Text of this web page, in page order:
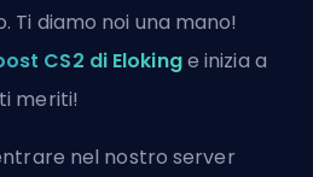
Ti diamo noi una mano!
CS2 di Elokinge inizia a
meriti!
nel nostro server